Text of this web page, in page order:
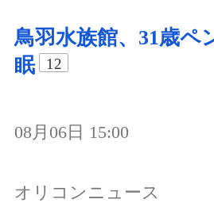
鳥羽水族館、31歳ペ
眠
12
08月06日 15:00
オリコンニュース